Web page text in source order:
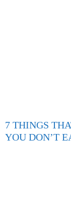
7 THINGS
YOU DON’T